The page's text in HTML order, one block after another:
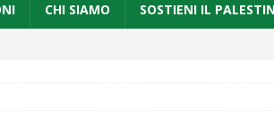
CHI SIAMO SOSTIENI IL